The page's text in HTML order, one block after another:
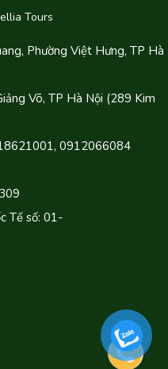
Tours
Phường Việt Hưng, TP Hà
Võ, TP Hà Nội (289 Kim
0912066084
Tế số: 01-